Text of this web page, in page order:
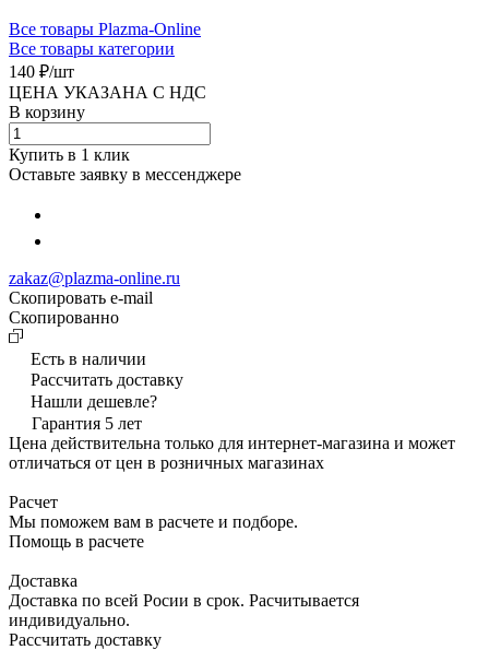
Все товары Plazma-Online
Все товары категории
140 ₽/шт
ЦЕНА УКАЗАНА С НДС
В корзину
Купить в 1 клик
Оставьте заявку в мессенджере
zakaz@plazma-online.ru
Скопировать e-mail
Cкопированно
Есть в наличии
Рассчитать доставку
Нашли дешевле?
Гарантия 5 лет
Цена действительна только для интернет-магазина и может
отличаться от цен в розничных магазинах
Расчет
Мы поможем вам в расчете и подборе.
Помощь в расчете
Доставка
Доставка по всей Росии в срок. Расчитывается
индивидуально.
Рассчитать доставку